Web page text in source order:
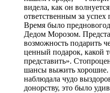
видела, как он
ответственным за
Время было
Дедом Морозом.
возможность подарить
ценный подарок, какой
представить».
шансы выжить
наблюдала чудо
донорству, это было